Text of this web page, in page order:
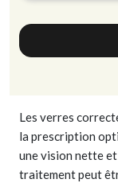
Les verres
la prescription
une vision nette et
traitement peut